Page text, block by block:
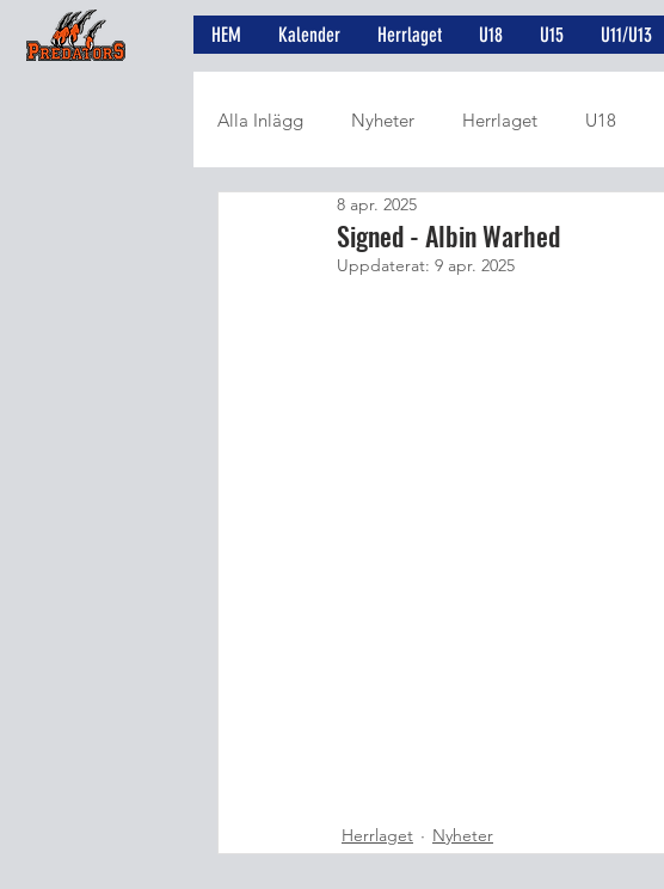
HEM Kalender Herrlaget U18 U15 U11/U13
Alla Inlägg Nyheter Herrlaget U18
Utvalt från SWE3
Signed - Albin Warhed
8 apr. 2025
Uppdaterat: 9 apr. 2025
Herrlaget Nyheter